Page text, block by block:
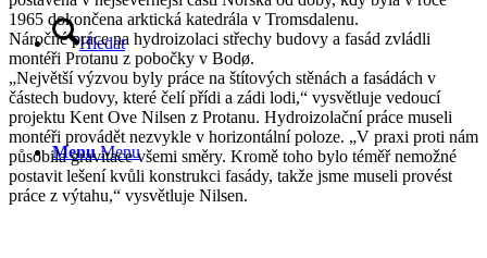
Hledat
Menu Menu
1965 dokončena arktická katedrála v Tromsdalenu.
Náročné práce na hydroizolaci střechy budovy a fasád zvládli
montéři Protanu z pobočky v Bodø.
„Největší výzvou byly práce na štítových stěnách a fasádách v
částech budovy, které čelí přídi a zádi lodi,“ vysvětluje vedoucí
projektu Kent Ove Nilsen z Protanu. Hydroizolační práce museli
montéři provádět nezvykle v horizontální poloze. „V praxi proti nám
působila gravitace všemi směry. Kromě toho bylo téměř nemožné
postavit lešení kvůli konstrukci fasády, takže jsme museli provést
práce z výtahu,“ vysvětluje Nilsen.